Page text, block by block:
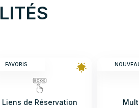
FAVORIS
Liens de Réservation